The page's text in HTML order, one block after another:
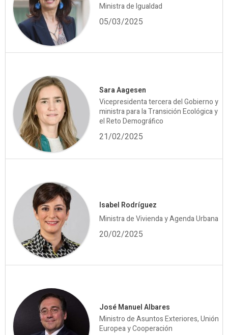
Ministra de Igualdad
05/03/2025
Sara Aagesen
Vicepresidenta tercera del Gobierno y
ministra para la Transición Ecológica y
el Reto Demográfico
21/02/2025
Isabel Rodríguez
Ministra de Vivienda y Agenda Urbana
20/02/2025
José Manuel Albares
Ministro de Asuntos Exteriores, Unión
Europea y Cooperación